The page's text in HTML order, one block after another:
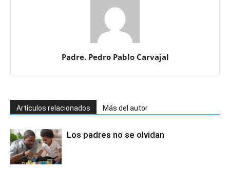
Padre. Pedro Pablo Carvajal
Artículos relacionados Más del autor
Los padres no se olvidan